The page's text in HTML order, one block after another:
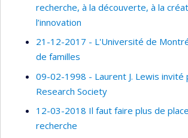
recherche, à la découverte, à la
l’innovation
21-12-2017 - L'Université de
de familles
09-02-1998 - Laurent J. Lewis invité
Research Society
12-03-2018 Il faut faire plus de
recherche